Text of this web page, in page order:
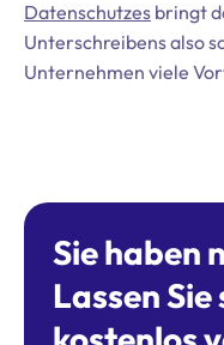
Datenschutzes bringt
Unterschreibens also
Unternehmen viele
Sie haben
Lassen